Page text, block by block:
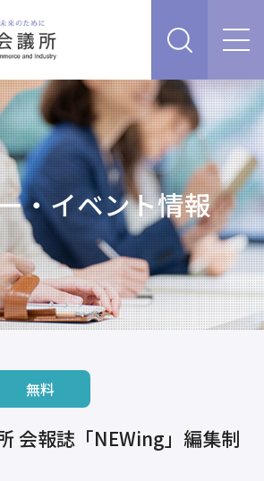
新商品・サービス・技術を開発し
を広げたい
たい（経営安定、専門家相談な
いて相談したい
い
社PRをしたい
成をしたい、セミナーで学びたい
を取得したい
ス
ト情報
ついて
相談予約 お問合せ
・イベント情報
無料
会報誌「NEWing」編集制